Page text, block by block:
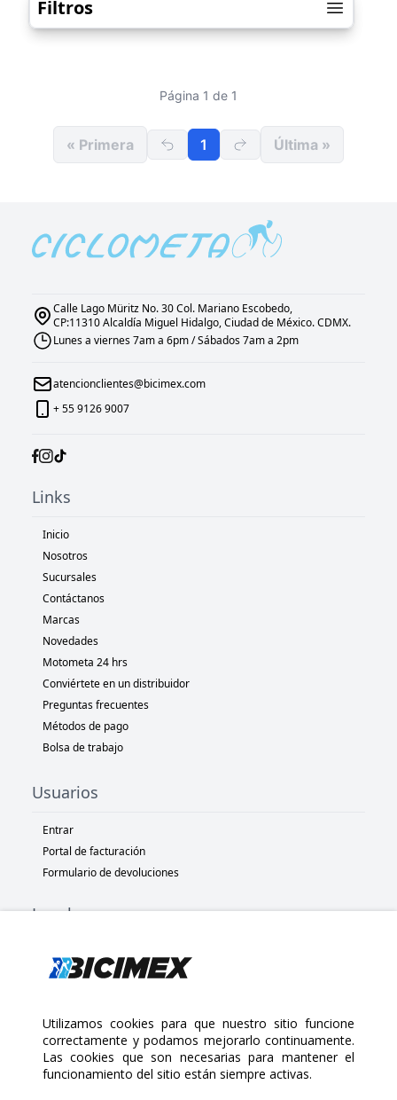
Filtros
Página 1 de 1
« Primera 1 Última »
Calle Lago Müritz No. 30 Col. Mariano Escobedo,
CP:11310 Alcaldía Miguel Hidalgo, Ciudad de México. CDMX.
Lunes a viernes 7am a 6pm / Sábados 7am a 2pm
atencionclientes@bicimex.com
+ 55 9126 9007
Links
Inicio
Nosotros
Sucursales
Contáctanos
Marcas
Novedades
Motometa 24 hrs
Conviértete en un distribuidor
Preguntas frecuentes
Métodos de pago
Bolsa de trabajo
Usuarios
Entrar
Portal de facturación
Formulario de devoluciones
Legal
Políticas de privacidad
Políticas de devolución
Copyright 2025 Bicimex®. All rights reserved. Today is Viernes,
Agosto 7, 2026
Utilizamos cookies para que nuestro sitio funcione
correctamente y podamos mejorarlo continuamente.
Las cookies que son necesarias para mantener el
funcionamiento del sitio están siempre activas.